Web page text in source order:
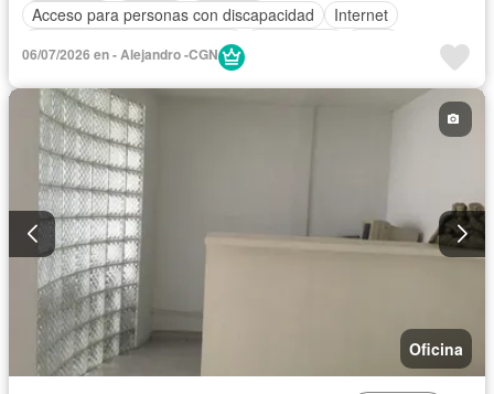
Acceso para personas con discapacidad
Internet
Circuito cerrado de televisión
06/07/2026 en - Alejandro -CGN
Oficina